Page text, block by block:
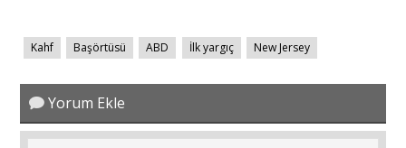
Kahf Başörtüsü ABD İlk yargıç New Jersey
Yorum Ekle